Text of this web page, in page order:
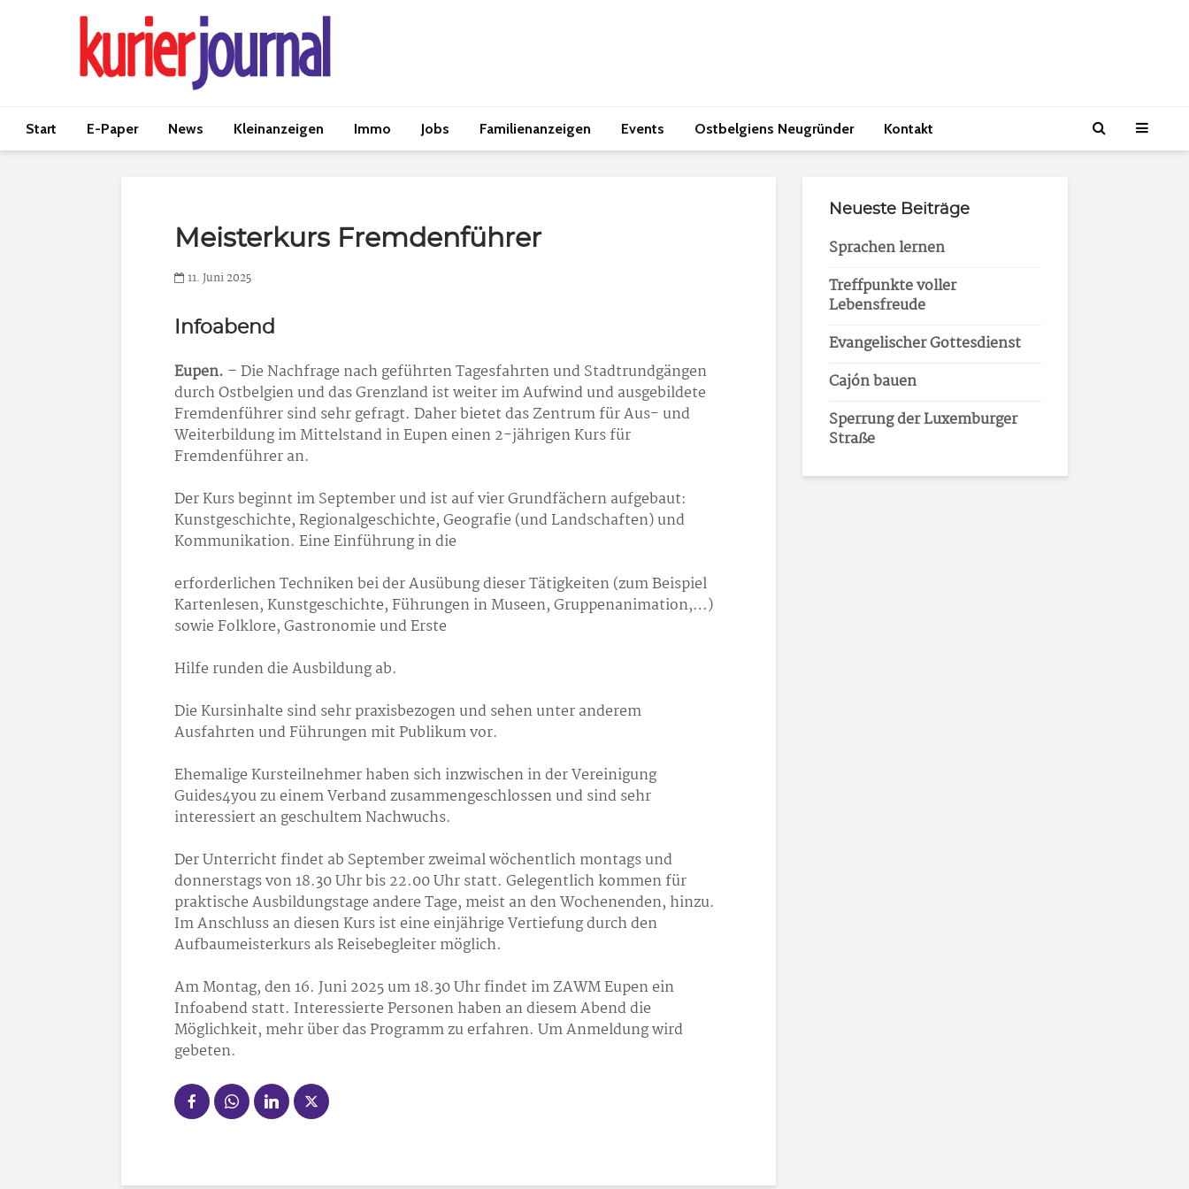
Start E-Paper News Kleinanzeigen Immo Jobs Familienanzeigen Events Ostbelgiens Neugründer Kontakt
Meisterkurs Fremdenführer
11. Juni 2025
Infoabend
Eupen. – Die Nachfrage nach geführten Tagesfahrten und Stadtrundgängen
durch Ostbelgien und das Grenzland ist weiter im Aufwind und ausgebildete
Fremdenführer sind sehr gefragt. Daher bietet das Zentrum für Aus- und
Weiterbildung im Mittelstand in Eupen einen 2-jährigen Kurs für
Fremdenführer an.
Der Kurs beginnt im September und ist auf vier Grundfächern aufgebaut:
Kunstgeschichte, Regionalgeschichte, Geografie (und Landschaften) und
Kommunikation. Eine Einführung in die
erforderlichen Techniken bei der Ausübung dieser Tätigkeiten (zum Beispiel
Kartenlesen, Kunstgeschichte, Führungen in Museen, Gruppenanimation,…)
sowie Folklore, Gastronomie und Erste
Hilfe runden die Ausbildung ab.
Die Kursinhalte sind sehr praxisbezogen und sehen unter anderem
Ausfahrten und Führungen mit Publikum vor.
Ehemalige Kursteilnehmer haben sich inzwischen in der Vereinigung
Guides4you zu einem Verband zusammengeschlossen und sind sehr
interessiert an geschultem Nachwuchs.
Der Unterricht findet ab September zweimal wöchentlich montags und
donnerstags von 18.30 Uhr bis 22.00 Uhr statt. Gelegentlich kommen für
praktische Ausbildungstage andere Tage, meist an den Wochenenden, hinzu.
Im Anschluss an diesen Kurs ist eine einjährige Vertiefung durch den
Aufbaumeisterkurs als Reisebegleiter möglich.
Am Montag, den 16. Juni 2025 um 18.30 Uhr findet im ZAWM Eupen ein
Infoabend statt. Interessierte Personen haben an diesem Abend die
Möglichkeit, mehr über das Programm zu erfahren. Um Anmeldung wird
gebeten.
Neueste Beiträge
Sprachen lernen
Treffpunkte voller
Lebensfreude
Evangelischer Gottesdienst
Cajón bauen
Sperrung der Luxemburger
Straße